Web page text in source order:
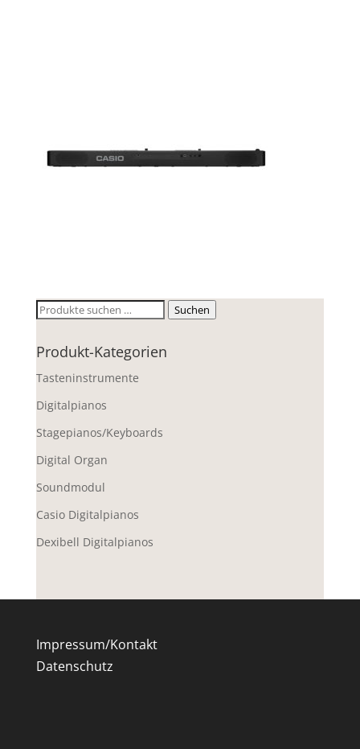
Suchen
Suchen
Produkt-Kategorien
Tasteninstrumente
Digitalpianos
Stagepianos/Keyboards
Digital Organ
Soundmodul
Casio Digitalpianos
Dexibell Digitalpianos
Impressum/Kontakt
Datenschutz